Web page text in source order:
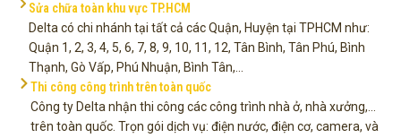
Sửa chữa toàn khu vực TP.HCM
Delta có chi nhánh tại tất cả các Quận, Huyện tại TPHCM như:
Quận 1, 2, 3, 4, 5, 6, 7, 8, 9, 10, 11, 12, Tân Bình, Tân Phú, Bình
Thạnh, Gò Vấp, Phú Nhuận, Bình Tân,...
Thi công công trình trên toàn quốc
Công ty Delta nhận thi công các công trình nhà ở, nhà xưởng,...
trên toàn quốc. Trọn gói dịch vụ: điện nước, điện cơ, camera, và